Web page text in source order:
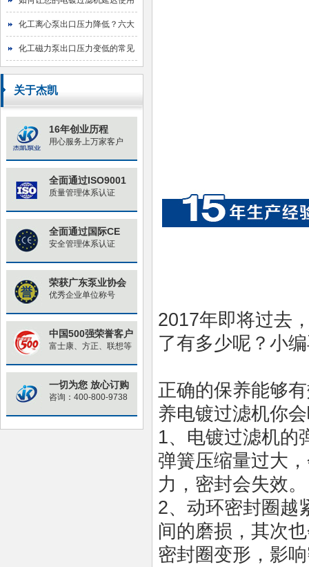
寿命
化工离心泵出口压力降低？六大
原因与排查指南
化工磁力泵出口压力变低的常见
原因与对策
关于杰凯
16年创业历程
用心服务上万家客户
全面通过ISO9001
质量管理体系认证
全面通过国际CE
安全管理体系认证
荣获广东泵业协会
优秀企业单位称号
中国500强荣誉客户
富士康、方正、联想等
一切为您 放心订购
咨询：400-800-9738
2017年即将过去
了有多少呢？小
正确的保养能够
养电镀过滤机你
1、电镀过滤机的
弹簧压缩量过大
力，密封会失效。
2、动环密封圈越
间的磨损，其次
密封圈变形，影